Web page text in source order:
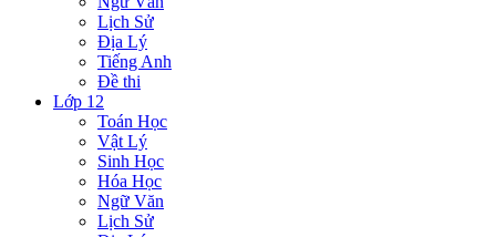
Lịch Sử
Địa Lý
Tiếng Anh
Đề thi
Lớp 12
Toán Học
Vật Lý
Sinh Học
Hóa Học
Ngữ Văn
Lịch Sử